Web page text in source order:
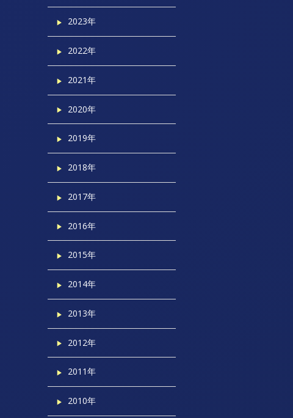
2023年
2022年
2021年
2020年
2019年
2018年
2017年
2016年
2015年
2014年
2013年
2012年
2011年
2010年